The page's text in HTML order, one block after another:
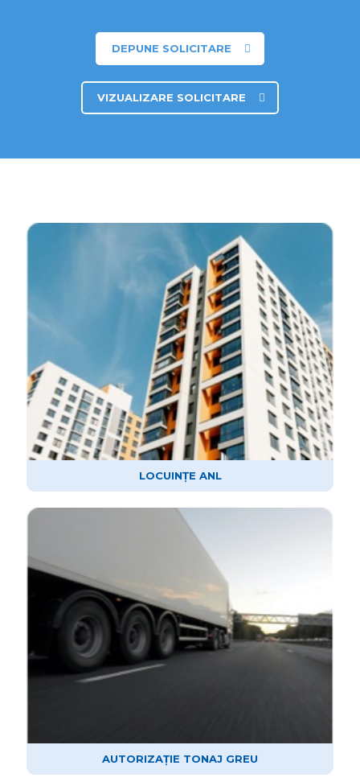
DEPUNE SOLICITARE
VIZUALIZARE SOLICITARE
LOCUINȚE ANL
AUTORIZAȚIE TONAJ GREU